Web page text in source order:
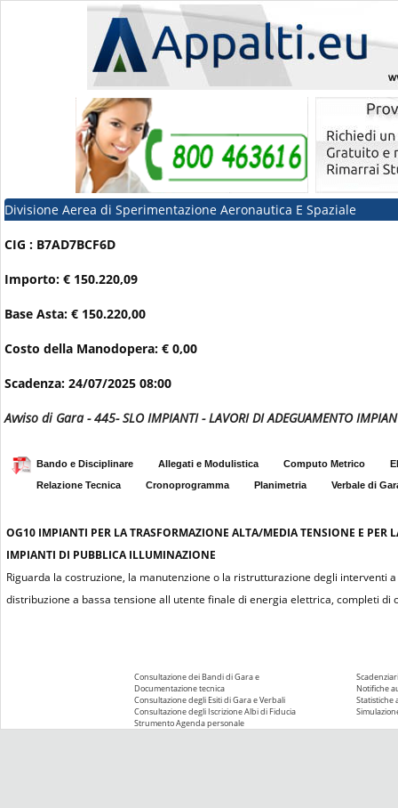
Divisione Aerea di Sperimentazione Aeronautica E Spaziale
CIG : B7AD7BCF6D
Importo: € 150.220,09
Base Asta: € 150.220,00
Costo della Manodopera: € 0,00
Scadenza: 24/07/2025 08:00
Avviso di Gara - 445- SLO IMPIANTI - LAVORI DI ADEGUAMENTO
Bando e Disciplinare Allegati e Modulistica Computo Metrico
Relazione Tecnica
Cronoprogramma Planimetria Verbale di
OG10 IMPIANTI PER LA TRASFORMAZIONE ALTA/MEDIA TENSIONE E PER
IMPIANTI DI PUBBLICA ILLUMINAZIONE
Riguarda la costruzione, la manutenzione o la ristrutturazione degli
distribuzione a bassa tensione all utente finale di energia elettrica, completi
Consultazione dei Bandi di Gara e
Documentazione tecnica
Consultazione degli Esiti di Gara e Verbali
Consultazione degli Iscrizione Albi di Fiducia
Strumento Agenda personale
Notifiche
Statistiche